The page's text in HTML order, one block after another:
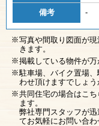
備考 -
写真や間取り図面が
きます。
掲載している物件が万
駐車場、バイク置場
わせ頂けますでしょう
共同住宅の場合はこ
ます。
弊社専門スタッフが
てお気軽にお問い合わ